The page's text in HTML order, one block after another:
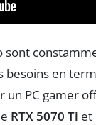
sont
besoins en
un PC gamer
RTX 5070 Ti et